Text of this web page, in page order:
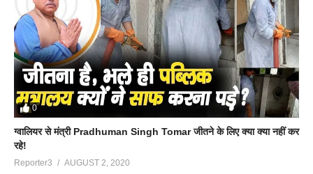
0
ग्वालियर से मंत्री Pradhuman Singh Tomar जीतने के लिए क्या क्या नहीं कर
रहे!
Reporter3 AUGUST 2, 2020